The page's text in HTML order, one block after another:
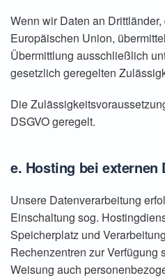
Wenn wir Daten an
Europäischen Union,
Übermittlung ausschließlich
gesetzlich geregelten
Die
DSGVO geregelt.
e. Hosting bei externen
Unsere Datenverarbeitung
Einschaltung sog.
Speicherplatz und
Rechenzentren zur Verfügung
Weisung auch